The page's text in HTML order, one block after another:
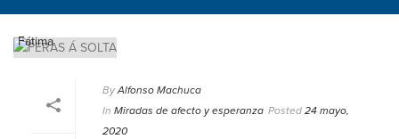
By Alfonso Machuca
In Miradas de afecto y esperanza Posted 24 mayo,
2020